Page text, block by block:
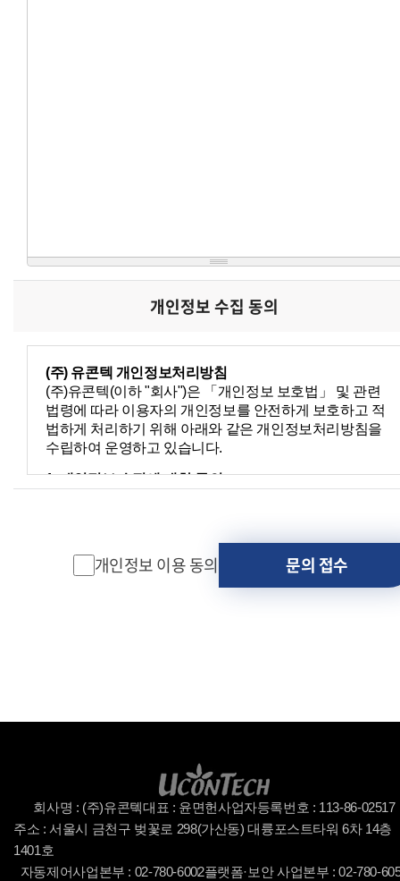
개인정보 수집 동의
(주) 유콘텍 개인정보처리방침
(주)유콘텍(이하 "회사")은 「개인정보 보호법」 및 관련
법령에 따라 이용자의 개인정보를 안전하게 보호하고 적
법하게 처리하기 위해 아래와 같은 개인정보처리방침을
수립하여 운영하고 있습니다.
1. 개인정보 수집에 대한 동의
2. 수집하는 개인정보 항목
회사는 다음과 같은 개인정보를 수집합니다.
2). 인터넷 서비스 이용과정에서 아래 개인정보 항목이 자
- IP주소, 쿠키, MAC주소, 서비스 이용기록, 방문기록 등
3. 개인정보의 수집 및 이용 목적
회사는 고객님의 개인정보를 다음의 목적을 위해 수집 및
이용합니다.
1). 문의 처리 및 응대
개인정보 이용 동의 문의 접수
회사명 : (주)유콘텍대표 : 윤면헌사업자등록번호 : 113-86-02517
주소 : 서울시 금천구 벚꽃로 298(가산동) 대륭포스트타워 6차 14층
1401호
자동제어사업본부 : 02-780-6002플랫폼·보안 사업본부 : 02-780-